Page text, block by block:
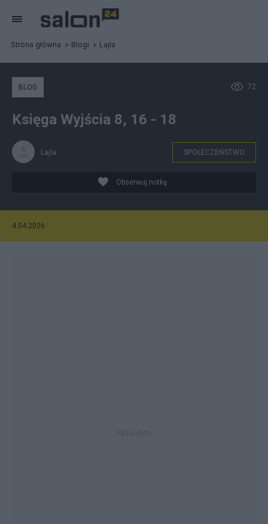
Strona główna Blogi Lajla
72
BLOG
Księga Wyjścia 8, 16 - 18
Lajla SPOŁECZEŃSTWO
Obserwuj notkę
4.04.2026